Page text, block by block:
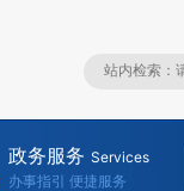
政务服务 Services
办事指引 便捷服务